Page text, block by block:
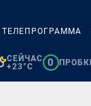
ТЕЛЕПРОГРАММА
СЕЙЧАС
+23°C
0